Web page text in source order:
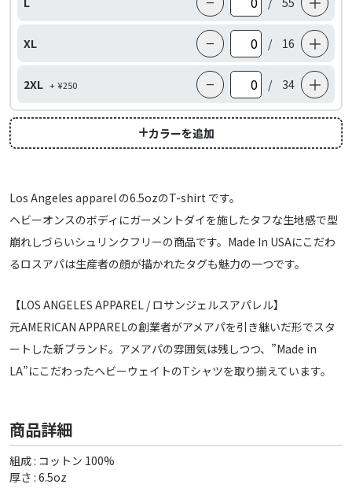
XL − / 16 ＋
2XL + ¥250 − / 34 ＋
カラーを追加
Los Angeles apparel の6.5ozのT-shirt です。
ヘビーオンスのボディにガーメントダイを施したタフな生地感で型
崩れしづらいシュリンクフリーの商品です。Made In USAにこだわ
るロスアパは生産者の顔が描かれたタグも魅力の一つです。
【LOS ANGELES APPAREL / ロサンジェルスアパレル】
元AMERICAN APPARELの創業者がアメアパを引き継いだ形でスタ
ートした新ブランド。アメアパの雰囲気は残しつつ、”Made in
LA”にこだわったヘビーウェイトのTシャツを取り揃えています。
商品詳細
組成 : コットン 100%
厚さ : 6.5oz